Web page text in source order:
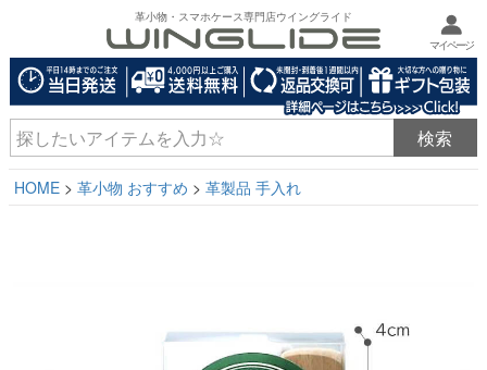
革小物・スマホケース専門店ウイングライド
マイページ
HOME 革小物 おすすめ 革製品 手入れ